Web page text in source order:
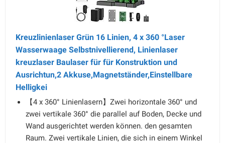
Kreuzlinienlaser Grün 16 Linien, 4 x 360 °Laser
Wasserwaage Selbstnivellierend, Linienlaser
kreuzlaser Baulaser für für Konstruktion und
Ausrichtun,2 Akkuse,Magnetständer,Einstellbare
Helligkei
【4 x 360° Linienlasern】Zwei horizontale 360° und
zwei vertikale 360° die parallel auf Boden, Decke und
Wand ausgerichtet werden können. den gesamten
Raum. Zwei vertikale Linien, die sich in einem Winkel